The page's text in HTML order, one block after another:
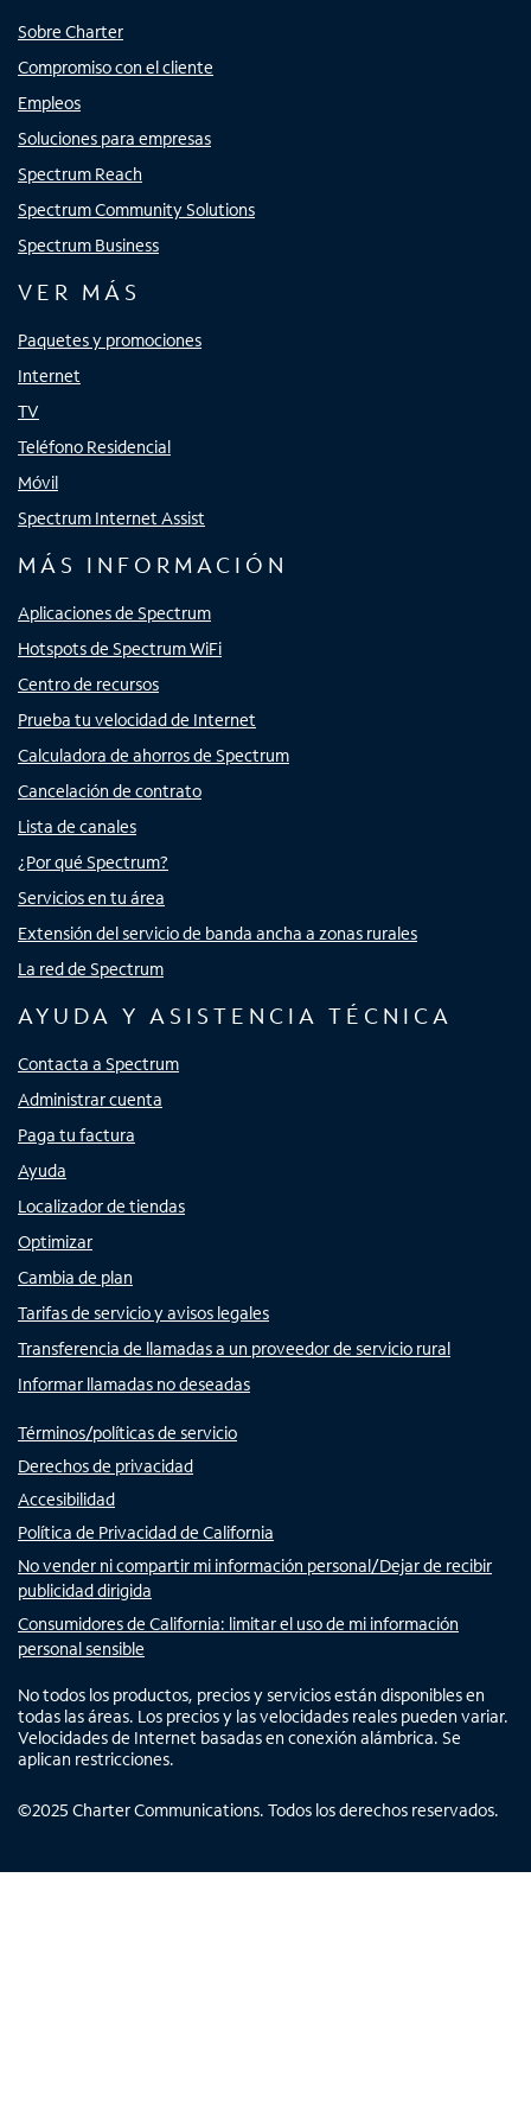
Sobre Charter
Compromiso con el cliente
Empleos
Soluciones para empresas
Spectrum Reach
Spectrum Community Solutions
Spectrum Business
VER MÁS
Paquetes y promociones
Internet
TV
Teléfono Residencial
Móvil
Spectrum Internet Assist
MÁS INFORMACIÓN
Aplicaciones de Spectrum
Hotspots de Spectrum WiFi
Centro de recursos
Prueba tu velocidad de Internet
Calculadora de ahorros de Spectrum
Cancelación de contrato
Lista de canales
¿Por qué Spectrum?
Servicios en tu área
Extensión del servicio de banda ancha a zonas rurales
La red de Spectrum
AYUDA Y ASISTENCIA TÉCNICA
Contacta a Spectrum
Administrar cuenta
Paga tu factura
Ayuda
Localizador de tiendas
Optimizar
Cambia de plan
Tarifas de servicio y avisos legales
Transferencia de llamadas a un proveedor de servicio rural
Informar llamadas no deseadas
Términos/políticas de servicio
Derechos de privacidad
Accesibilidad
Política de Privacidad de California
No vender ni compartir mi información personal/Dejar de recibir
publicidad dirigida
Consumidores de California: limitar el uso de mi información
personal sensible
No todos los productos, precios y servicios están disponibles en
todas las áreas. Los precios y las velocidades reales pueden variar.
Velocidades de Internet basadas en conexión alámbrica. Se
aplican restricciones.
©2025 Charter Communications. Todos los derechos reservados.